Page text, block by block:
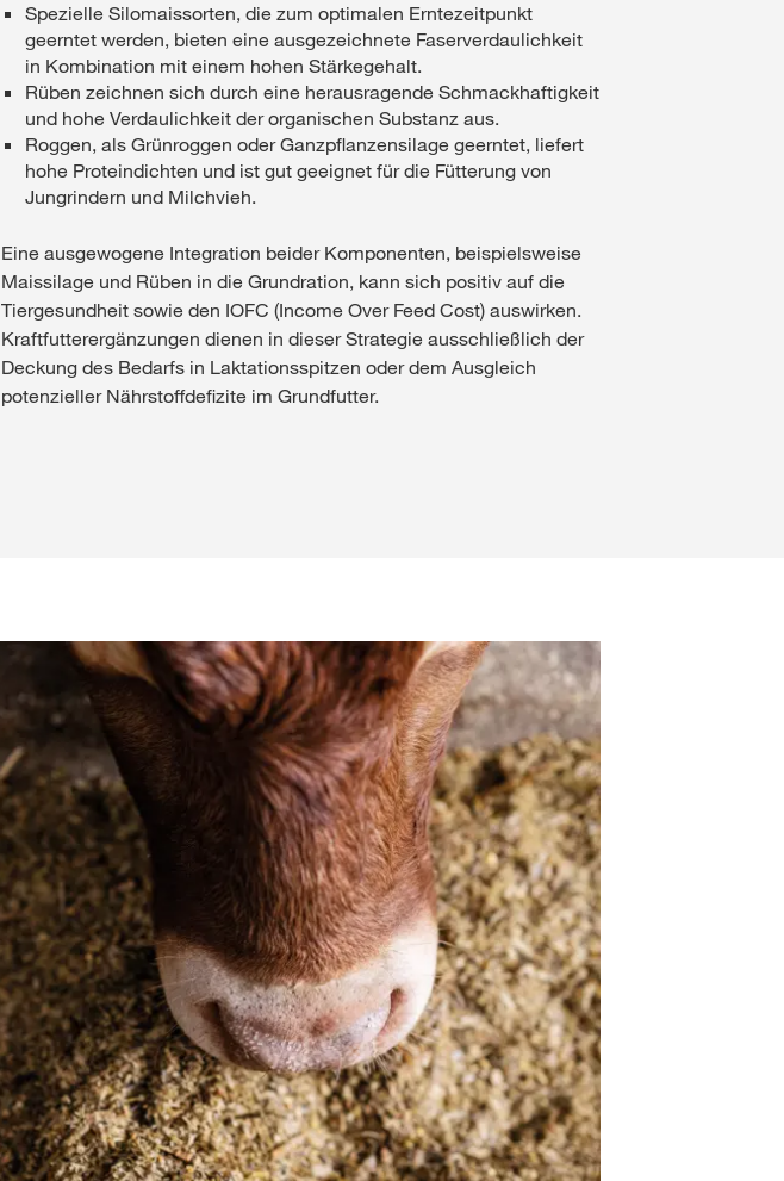
Spezielle Silomaissorten, die zum optimalen Erntezeitpunkt
geerntet werden, bieten eine ausgezeichnete Faserverdaulichkeit
in Kombination mit einem hohen Stärkegehalt.
Rüben zeichnen sich durch eine herausragende Schmackhaftigkeit
und hohe Verdaulichkeit der organischen Substanz aus.
Roggen, als Grünroggen oder Ganzpflanzensilage geerntet, liefert
hohe Proteindichten und ist gut geeignet für die Fütterung von
Jungrindern und Milchvieh.
Eine ausgewogene Integration beider Komponenten, beispielsweise
Maissilage und Rüben in die Grundration, kann sich positiv auf die
Tiergesundheit sowie den IOFC (Income Over Feed Cost) auswirken.
Kraftfutterergänzungen dienen in dieser Strategie ausschließlich der
Deckung des Bedarfs in Laktationsspitzen oder dem Ausgleich
potenzieller Nährstoffdefizite im Grundfutter.